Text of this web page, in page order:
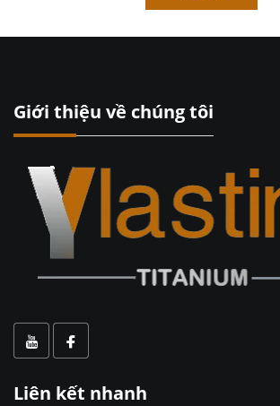
Giới thiệu về chúng tôi
Liên kết nhanh